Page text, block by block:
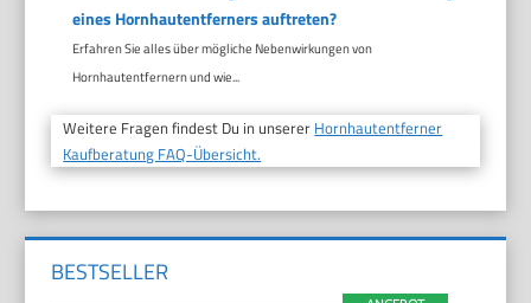
eines Hornhautentferners auftreten?
Erfahren Sie alles über mögliche Nebenwirkungen von
Hornhautentfernern und wie...
Weitere Fragen findest Du in unserer Hornhautentferner
Kaufberatung FAQ-Übersicht.
BESTSELLER